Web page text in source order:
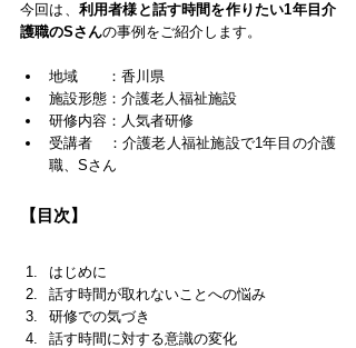
今回は、 利用者様と話す時間を作りたい1年目介
護職のSさんの事例をご紹介します。
地域　　：香川県
施設形態：介護老人福祉施設
研修内容：人気者研修
受講者　：介護老人福祉施設で1年目の介護
職、Sさん
【目次】
はじめに
話す時間が取れないことへの悩み
研修での気づき
話す時間に対する意識の変化